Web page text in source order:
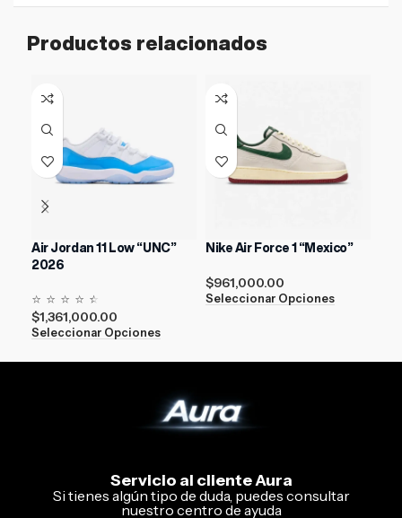
Productos relacionados
Air Jordan 11 Low “UNC”
2026
⭐ ⭐ ⭐ ⭐ ⭐
⭐
$1,361,000.00
Seleccionar Opciones
Nike Air Force 1 “Mexico”
$961,000.00
Seleccionar Opciones
Servicio al cliente Aura
Si tienes algún tipo de duda, puedes consultar
nuestro centro de ayuda